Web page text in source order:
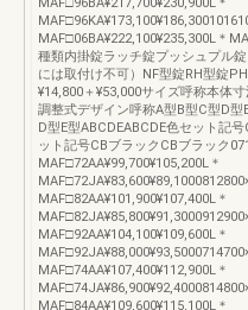
MAF□06BA¥222,100¥235,300L＊
種類内掛錠ラッチ錠プッシュプル
には取付け不可）NF型錠RH型錠
¥14,800＋¥53,000サイズ呼称本体
調整式デザイン呼称A型B型C型D型
D型E型ABCDEABCDE色セット記
ット記号CBブラックCBブラック
MAF□72AA¥99,700¥105,200L＊
MAF□82AA¥101,900¥107,400L＊
MAF□92AA¥104,100¥109,600L＊
MAF□74AA¥107,400¥112,900L＊
MAF□84AA¥109,600¥115,100L＊